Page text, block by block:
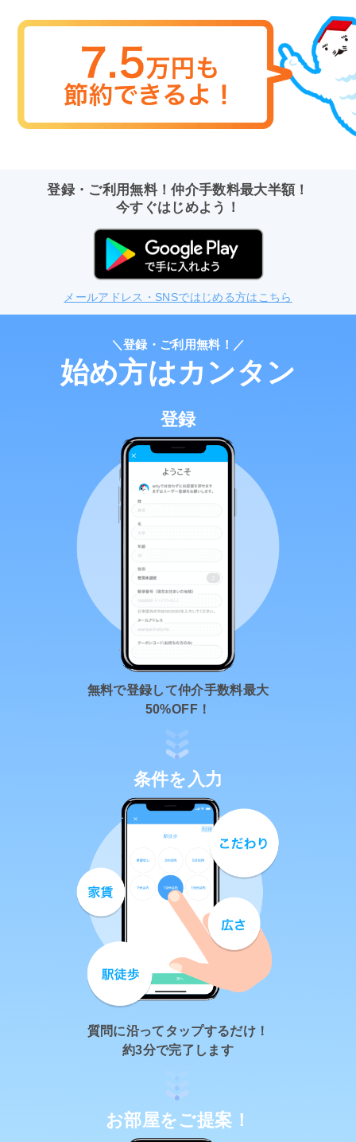
登録・ご利用無料！仲介手数料最大半額！
今すぐはじめよう！
メールアドレス・SNSではじめる方はこちら
＼登録・ご利用無料！／
始め方はカンタン
登録
無料で登録して仲介手数料最大
50%OFF！
条件を入力
質問に沿ってタップするだけ！
約3分で完了します
お部屋をご提案！